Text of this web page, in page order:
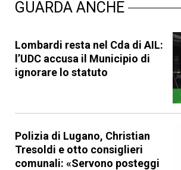
GUARDA ANCHE
Lombardi resta nel Cda di AIL:
l’UDC accusa il Municipio di
ignorare lo statuto
Polizia di Lugano, Christian
Tresoldi e otto consiglieri
comunali: «Servono posteggi